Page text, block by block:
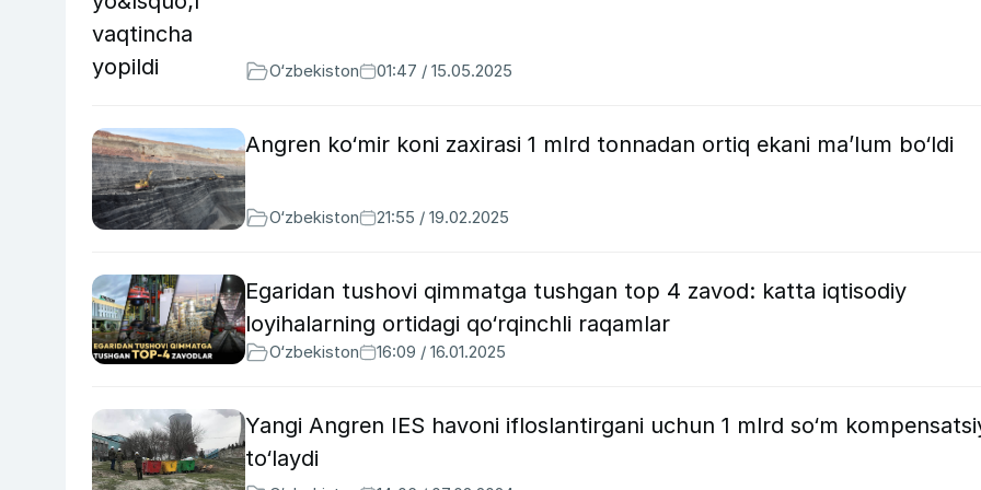
O‘zbekiston 01:47 / 15.05.2025
Angren ko‘mir koni zaxirasi 1 mlrd tonnadan ortiq ekani maʼlum bo‘ldi
O‘zbekiston 21:55 / 19.02.2025
Egaridan tushovi qimmatga tushgan top 4 zavod: katta iqtisodiy
loyihalarning ortidagi qo‘rqinchli raqamlar
O‘zbekiston 16:09 / 16.01.2025
Yangi Angren IES havoni ifloslantirgani uchun 1 mlrd so‘m
to‘laydi